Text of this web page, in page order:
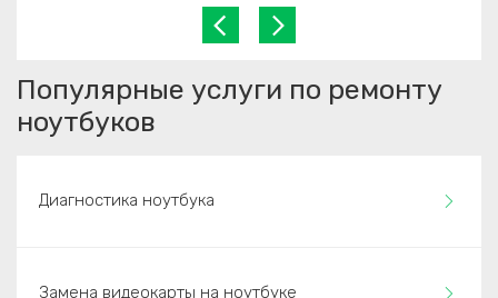
Популярные услуги по ремонту
ноутбуков
Диагностика ноутбука
Замена видеокарты на ноутбуке